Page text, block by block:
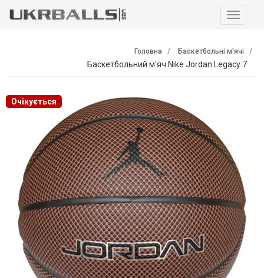
Головна Баскетбольні м'ячі
Баскетбольний м'яч Nike Jordan Legacy 7
Очікується